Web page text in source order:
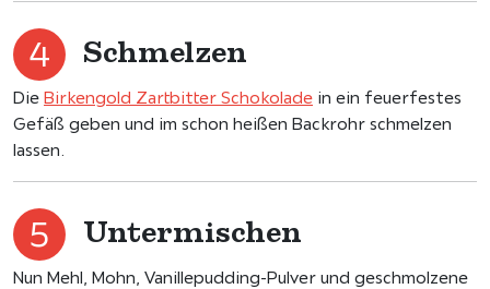
Schmelzen
Die Birkengold Zartbitter Schokolade in ein feuerfestes
Gefäß geben und im schon heißen Backrohr schmelzen
lassen.
Untermischen
Nun Mehl, Mohn, Vanillepudding-Pulver und geschmolzene